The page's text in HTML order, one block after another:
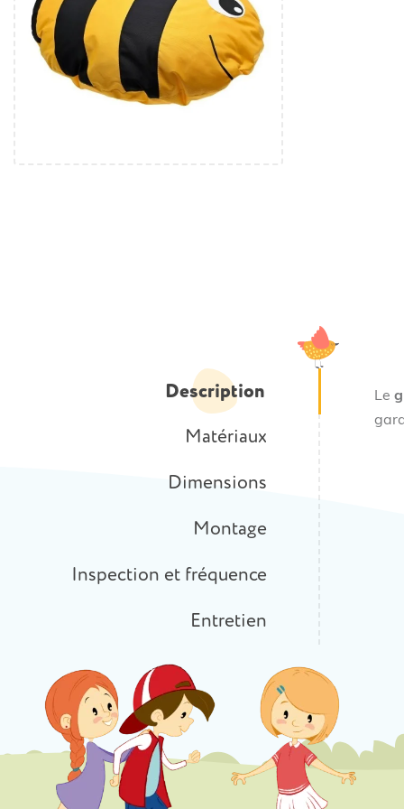
Description
Matériaux
Dimensions
Montage
Inspection et fréquence
Entretien
Le